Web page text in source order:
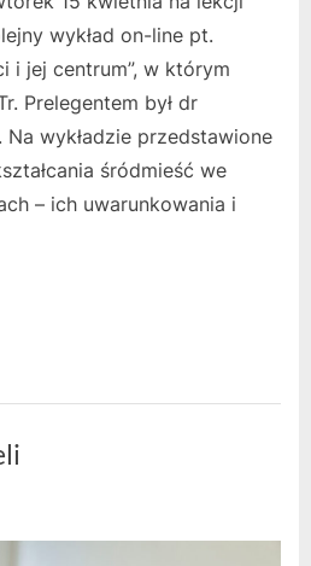
wykład on-line pt.
i jej centrum”, w którym
Prelegentem był dr
Na wykładzie przedstawione
śródmieść we
– ich uwarunkowania i